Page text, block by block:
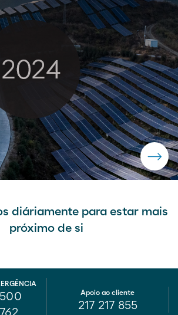
diáriamente para estar mais
próximo de si
Apoio ao cliente
217 217 855